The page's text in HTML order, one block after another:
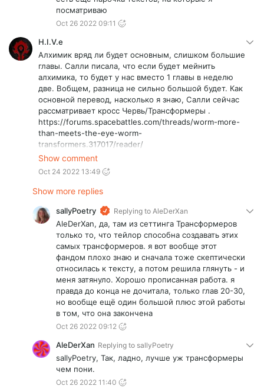
посматриваю
Oct 26 2022 09:11
H.I.V.e
Алхимик вряд ли будет основным, слишком большие
главы. Салли писала, что если будет мейнить
алхимика, то будет у нас вместо 1 главы в неделю
две. Вобщем, разница не сильно большой будет. Как
основной перевод, насколько я знаю, Салли сейчас
рассматривает кросс Червь/Трансформеры .
https://forums.spacebattles.com/threads/worm-more-
than-meets-the-eye-worm-
transformers.317017/reader/
Вообще, можете спокойно присоединиться к группе
в телеге и там спрашивать напрямую)
Show comment
Oct 24 2022 13:49
Show more replies
sallyPoetry Replying to AleDerXan
AleDerXan, да, там из сеттинга Трансформеров
только то, что тейлор способна создавать этих
самых трансформеров. я вот вообще этот
фандом плохо знаю и сначала тоже скептически
относилась к тексту, а потом решила глянуть - и
меня затянуло. Хорошо прописанная работа. я
правда до конца не дочитала, только глав 20-30,
но вообще ещё один большой плюс этой работы
в том, что она закончена
Oct 26 2022 09:12
AleDerXan Replying to sallyPoetry
sallyPoetry, Так, ладно, лучше уж трансформеры
чем пони.
Oct 26 2022 11:40